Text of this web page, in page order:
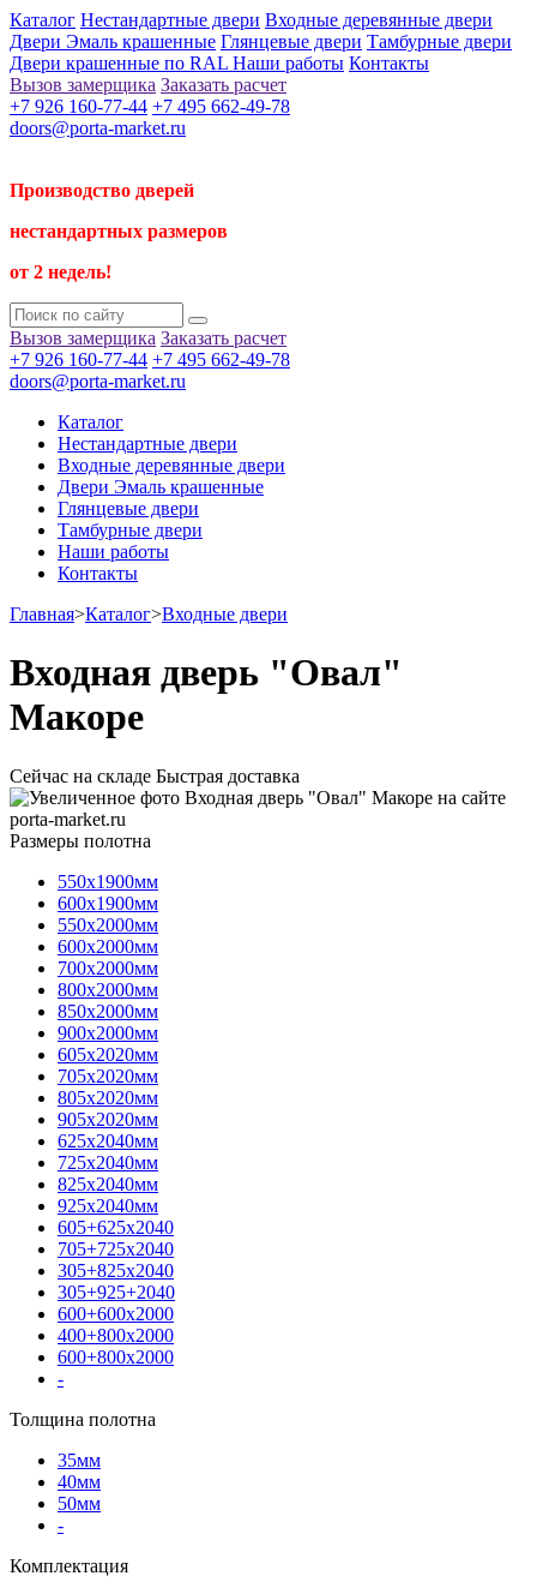
Каталог Нестандартные двери Входные деревянные двери
Двери Эмаль крашенные Глянцевые двери Тамбурные двери
Двери крашенные по RAL Наши работы Контакты
Вызов замерщика Заказать расчет
+7 926 160-77-44 +7 495 662-49-78
doors@porta-market.ru
Производство дверей
нестандартных размеров
от 2 недель!
Вызов замерщика Заказать расчет
+7 926 160-77-44 +7 495 662-49-78
doors@porta-market.ru
Каталог
Нестандартные двери
Входные деревянные двери
Двери Эмаль крашенные
Глянцевые двери
Тамбурные двери
Наши работы
Контакты
Главная>Каталог>Входные двери
Входная дверь "Овал"
Макоре
Сейчас на складе Быстрая доставка
Размеры полотна
550х1900мм
600х1900мм
550х2000мм
600х2000мм
700х2000мм
800х2000мм
850х2000мм
900х2000мм
605х2020мм
705х2020мм
805х2020мм
905х2020мм
625х2040мм
725х2040мм
825х2040мм
925х2040мм
605+625х2040
705+725х2040
305+825х2040
305+925+2040
600+600х2000
400+800х2000
600+800х2000
-
Толщина полотна
35мм
40мм
50мм
-
Комплектация